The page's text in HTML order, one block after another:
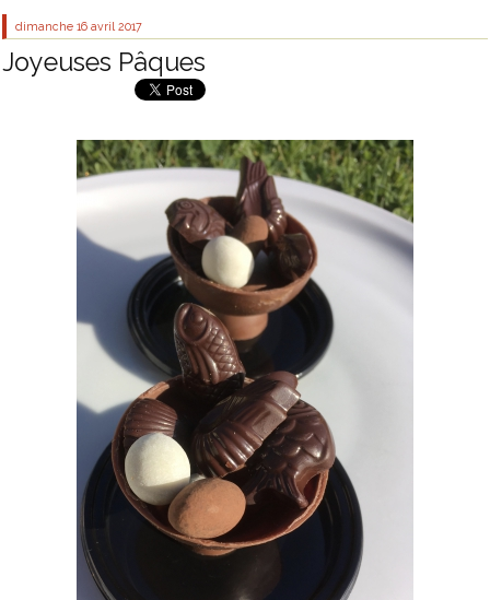
dimanche 16 avril 2017
Joyeuses Pâques